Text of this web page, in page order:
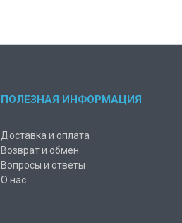
ПОЛЕЗНАЯ ИНФОРМАЦИЯ
Доставка и оплата
Возврат и обмен
Вопросы и ответы
О нас